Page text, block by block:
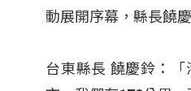
動展開序幕，縣長饒
台東縣長 饒慶鈴：